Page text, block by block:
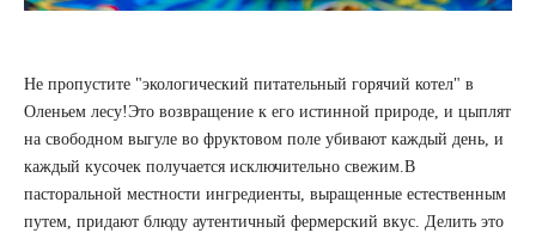
Не пропустите "экологический питательный горячий котел" в
Оленьем лесу!Это возвращение к его истинной природе, и цыплят
на свободном выгуле во фруктовом поле убивают каждый день, и
каждый кусочек получается исключительно свежим.В
пасторальной местности ингредиенты, выращенные естественным
путем, придают блюду аутентичный фермерский вкус. Делить это